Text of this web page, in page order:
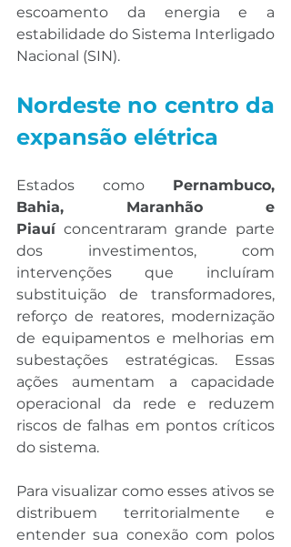
escoamento da energia e a
estabilidade do Sistema Interligado
Nacional (SIN).
Nordeste no centro da
expansão elétrica
Estados como Pernambuco,
Bahia, Maranhão e
Piauí concentraram grande parte
dos investimentos, com
intervenções que incluíram
substituição de transformadores,
reforço de reatores, modernização
de equipamentos e melhorias em
subestações estratégicas. Essas
ações aumentam a capacidade
operacional da rede e reduzem
riscos de falhas em pontos críticos
do sistema.
Para visualizar como esses ativos se
distribuem territorialmente e
entender sua conexão com polos